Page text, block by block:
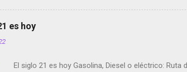
es hoy
El siglo 21 es hoy Gasolina, Diesel o eléctrico: Ruta